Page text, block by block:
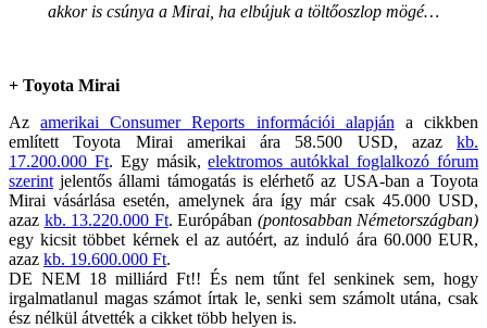
akkor is csúnya a Mirai, ha elbújuk a töltőoszlop mögé…
+ Toyota Mirai
Azamerikai Consumer Reports információi alapján a cikkben
említett Toyota Mirai amerikai ára 58.500 USD, azaz kb.
17.200.000 Ft. Egy másik,elektromos autókkal foglalkozó fórum
szerint jelentős állami támogatás is elérhető az USA-ban a Toyota
Mirai vásárlása esetén, amelynek ára így már csak 45.000 USD,
azaz kb. 13.220.000 Ft. Európában (pontosabban Németországban)
egy kicsit többet kérnek el az autóért, az induló ára 60.000 EUR,
azaz kb. 19.600.000 Ft.
DE NEM 18 milliárd Ft!! És nem tűnt fel senkinek sem, hogy
irgalmatlanul magas számot írtak le, senki sem számolt utána, csak
ész nélkül átvették a cikket több helyen is.